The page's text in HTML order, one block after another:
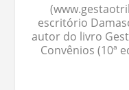
escritório
autor do livro
Convênios (10ª